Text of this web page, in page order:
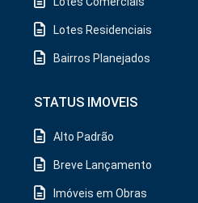
Lotes Residenciais
Bairros Planejados
STATUS IMOVEIS
Alto Padrão
Breve Lançamento
Imóveis em Obras